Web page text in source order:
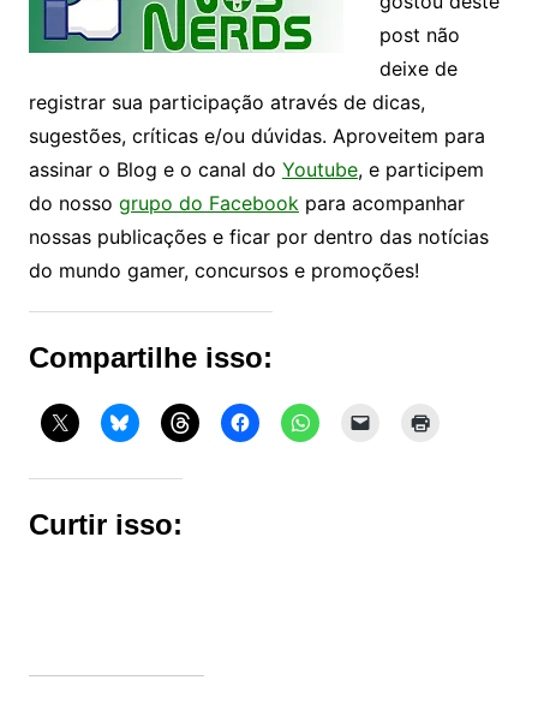
post não
deixe de
registrar sua participação através de dicas,
sugestões, críticas e/ou dúvidas. Aproveitem para
assinar o Blog e o canal do Youtube, e participem
do nosso grupo do Facebook para acompanhar
nossas publicações e ficar por dentro das notícias
do mundo gamer, concursos e promoções!
Compartilhe isso:
Curtir isso: